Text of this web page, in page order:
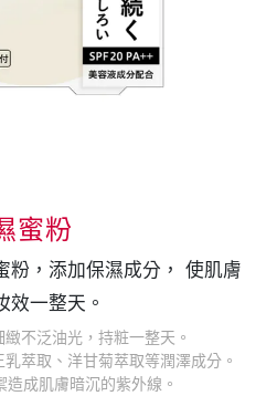
蜜粉
不泛油光，持粧一整天。
萃取、洋甘菊萃取等潤澤成分。
成肌膚暗沉的紫外線。
粉，添加保濕成分， 使肌膚
效一整天。